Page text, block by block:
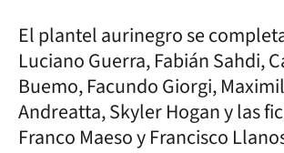
El plantel aurinegro se
Luciano Guerra, Fabián Sahdi,
Buemo, Facundo Giorgi,
Andreatta, Skyler Hogan y las
Franco Maeso y Francisco